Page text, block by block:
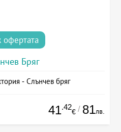
офертата
Бряг
- Слънчев бряг
41.42
€ / 81лв.